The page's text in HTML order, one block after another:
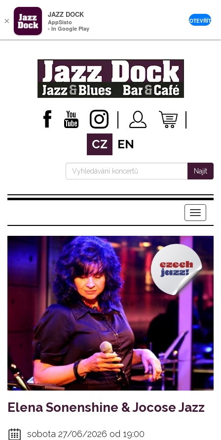
CZ EN
Najít
Menu
Elena Sonenshine & Jocose Jazz
sobota 27/06/2026 od 19:00
×
JAZZ DOCK
AppSisto
- In Google Play
OTEVŘÍT